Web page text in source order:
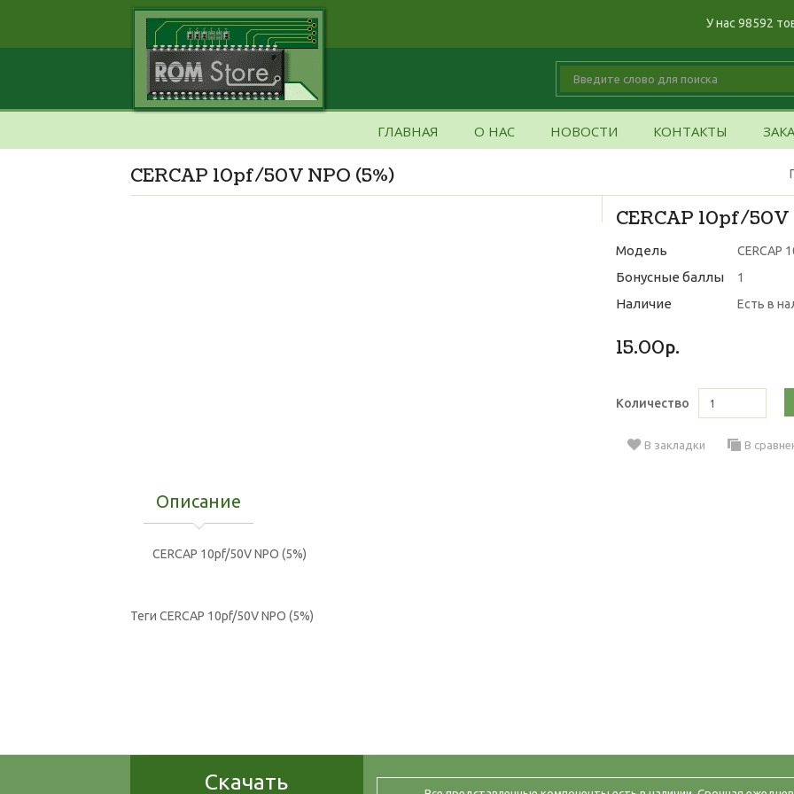
У нас 98592
ГЛАВНАЯ О НАС НОВОСТИ КОНТАКТЫ
CERCAP 10pf/50V NPO (5%)
CERCAP 10pf/50V
Модель CERCAP
Бонусные баллы 1
Наличие Есть в
15.00р.
Количество
В закладки В
Описание
CERCAP 10pf/50V NPO (5%)
Теги CERCAP 10pf/50V NPO (5%)
Скачать